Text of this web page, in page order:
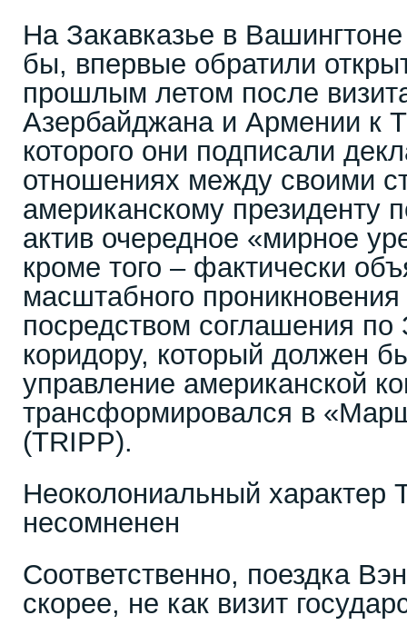
На Закавказье в
бы, впервые обратили
прошлым летом после
Азербайджана и Армении к
которого они подписали
отношениях между своими
американскому президенту
актив очередное «мирное
кроме того – фактически
масштабного
посредством соглашения по
коридору, который должен
управление американской
трансформировался в
(TRIPP).
Неоколониальный характер
несомненен
Соответственно, поездка
скорее, не как визит